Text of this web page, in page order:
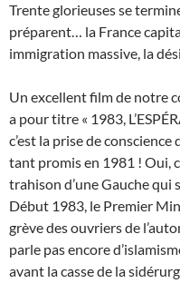
Trente glorieuses se
préparent… la France
immigration massive, la
Un excellent film de notre
a pour titre « 1983,
c’est la prise de conscience
tant promis en 1981 ! Oui,
trahison d’une Gauche qui
Début 1983, le Premier
grève des ouvriers de
parle pas encore
avant la casse de la